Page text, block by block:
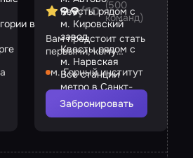
9.9/10
(500
команд)
Вам предстоит стать
первыми, кому
удастся погрузиться в
симуляцию разума
другого человека
м. Горный институт
Забронировать
в
Квесты рядом с
м. Кировский
завод
Квесты рядом с
м. Нарвская
Все станции
метро в Санкт-
Петербурге